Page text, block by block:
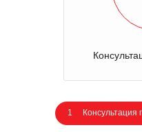
1 Консультация